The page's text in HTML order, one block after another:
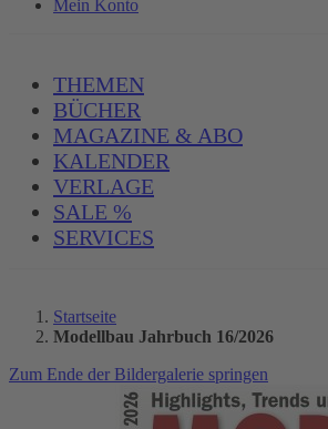
Mein Konto
THEMEN
BÜCHER
MAGAZINE & ABO
KALENDER
VERLAGE
SALE %
SERVICES
Startseite
Modellbau Jahrbuch 16/2026
Zum Ende der Bildergalerie springen